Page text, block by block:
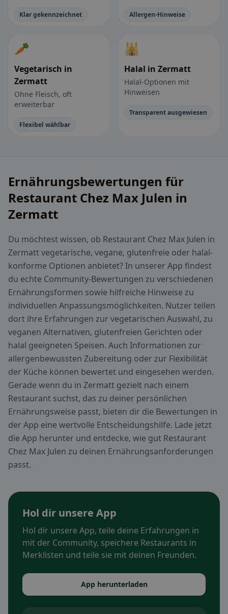
Klar gekennzeichnet Allergen-Hinweise
🥕
Vegetarisch in
Zermatt
Ohne Fleisch, oft
erweiterbar
Flexibel wählbar
🕌
Halal in Zermatt
Halal-Optionen mit
Hinweisen
Transparent ausgewiesen
Ernährungsbewertungen für
Restaurant Chez Max Julen in
Zermatt
Du möchtest wissen, ob Restaurant Chez Max Julen in
Zermatt vegetarische, vegane, glutenfreie oder halal-
konforme Optionen anbietet? In unserer App findest
du echte Community-Bewertungen zu verschiedenen
Ernährungsformen sowie hilfreiche Hinweise zu
individuellen Anpassungsmöglichkeiten. Nutzer teilen
dort ihre Erfahrungen zur vegetarischen Auswahl, zu
veganen Alternativen, glutenfreien Gerichten oder
halal geeigneten Speisen. Auch Informationen zur
allergenbewussten Zubereitung oder zur Flexibilität
der Küche können bewertet und eingesehen werden.
Gerade wenn du in Zermatt gezielt nach einem
Restaurant suchst, das zu deiner persönlichen
Ernährungsweise passt, bieten dir die Bewertungen in
der App eine wertvolle Entscheidungshilfe. Lade jetzt
die App herunter und entdecke, wie gut Restaurant
Chez Max Julen zu deinen Ernährungsanforderungen
passt.
Hol dir unsere App
Hol dir unsere App, teile deine Erfahrungen in
mit der Community, speichere Restaurants in
Merklisten und teile sie mit deinen Freunden.
App herunterladen